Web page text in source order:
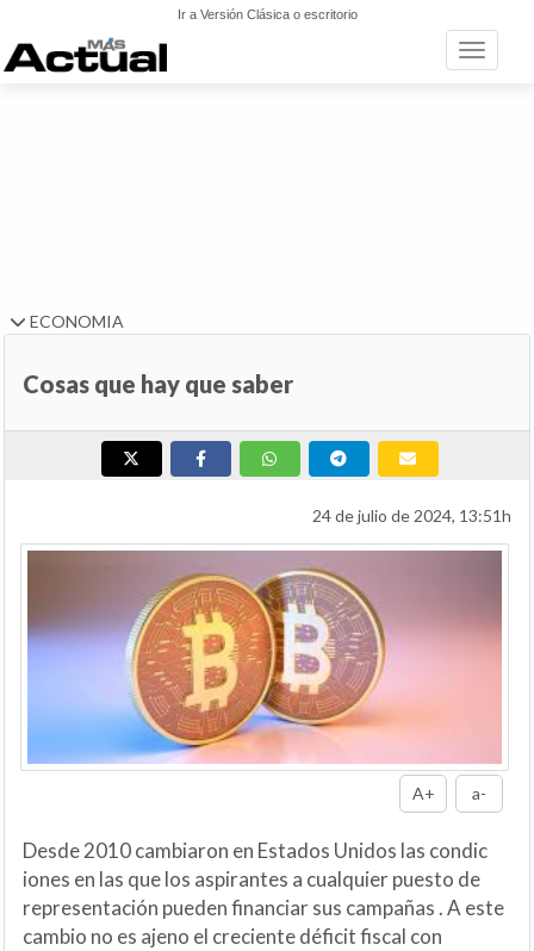
Ir a Versión Clásica o escritorio
Toggle
ECONOMIA
Cosas que hay que saber
24 de julio de 2024, 13:51h
A+ a-
Desde 2010 cambiaron en Estados Unidos las condic
iones en las que los aspirantes a cualquier puesto de
representación pueden financiar sus campañas . A este
cambio no es ajeno el creciente déficit fiscal con